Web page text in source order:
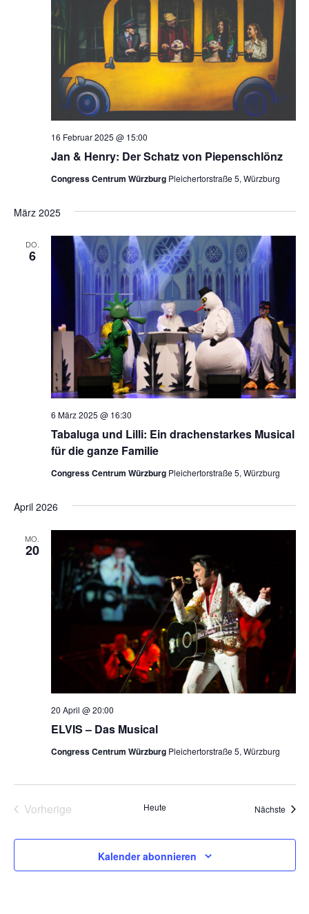
a
v
i
g
a
t
i
o
n
Jan & Henry: Der Schatz von Piepenschlönz
16 Februar 2025 @ 15:00
Congress Centrum Würzburg Pleichertorstraße 5, Würzburg
März 2025
DO.
6
Tabaluga und Lilli: Ein drachenstarkes Musical
für die ganze Familie
6 März 2025 @ 16:30
Congress Centrum Würzburg Pleichertorstraße 5, Würzburg
April 2026
MO.
20
ELVIS – Das Musical
20 April @ 20:00
Congress Centrum Würzburg Pleichertorstraße 5, Würzburg
Vorherige
Heute Nächste
Kalender abonnieren